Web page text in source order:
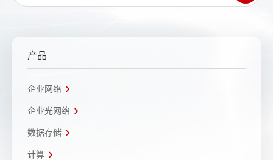
产品
企业网络
企业光网络
数据存储
计算